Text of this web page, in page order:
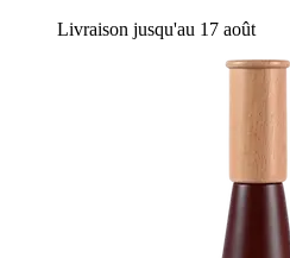
Livraison jusqu'au 17 août